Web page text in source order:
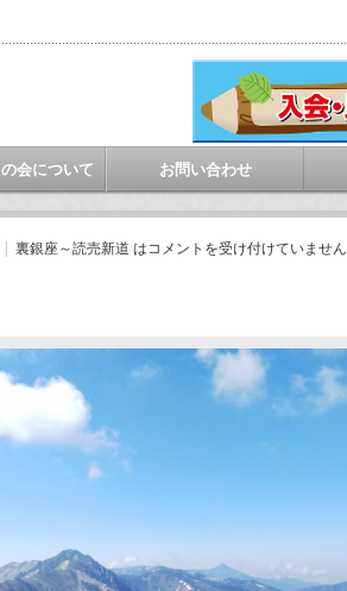
会について お問い合わせ
裏銀座～読売新道 はコメントを受け付けていません